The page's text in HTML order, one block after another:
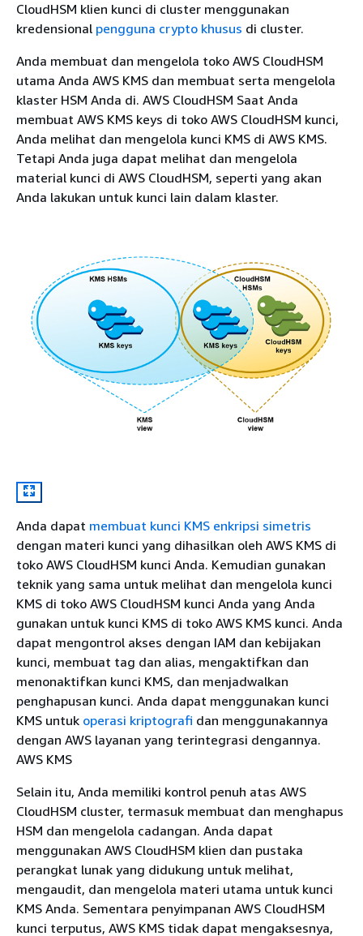
CloudHSM klien kunci di cluster menggunakan
kredensional pengguna crypto khusus di cluster.
Anda membuat dan mengelola toko AWS CloudHSM
utama Anda AWS KMS dan membuat serta mengelola
klaster HSM Anda di. AWS CloudHSM Saat Anda
membuat AWS KMS keys di toko AWS CloudHSM kunci,
Anda melihat dan mengelola kunci KMS di AWS KMS.
Tetapi Anda juga dapat melihat dan mengelola
material kunci di AWS CloudHSM, seperti yang akan
Anda lakukan untuk kunci lain dalam klaster.
Anda dapat membuat kunci KMS enkripsi simetris
dengan materi kunci yang dihasilkan oleh AWS KMS di
toko AWS CloudHSM kunci Anda. Kemudian gunakan
teknik yang sama untuk melihat dan mengelola kunci
KMS di toko AWS CloudHSM kunci Anda yang Anda
gunakan untuk kunci KMS di toko AWS KMS kunci. Anda
dapat mengontrol akses dengan IAM dan kebijakan
kunci, membuat tag dan alias, mengaktifkan dan
menonaktifkan kunci KMS, dan menjadwalkan
penghapusan kunci. Anda dapat menggunakan kunci
KMS untuk operasi kriptografi dan menggunakannya
dengan AWS layanan yang terintegrasi dengannya.
AWS KMS
Selain itu, Anda memiliki kontrol penuh atas AWS
CloudHSM cluster, termasuk membuat dan menghapus
HSM dan mengelola cadangan. Anda dapat
menggunakan AWS CloudHSM klien dan pustaka
perangkat lunak yang didukung untuk melihat,
mengaudit, dan mengelola materi utama untuk kunci
KMS Anda. Sementara penyimpanan AWS CloudHSM
kunci terputus, AWS KMS tidak dapat mengaksesnya,